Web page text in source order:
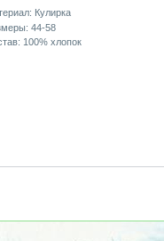
Кулирка
44-58
100% хлопок